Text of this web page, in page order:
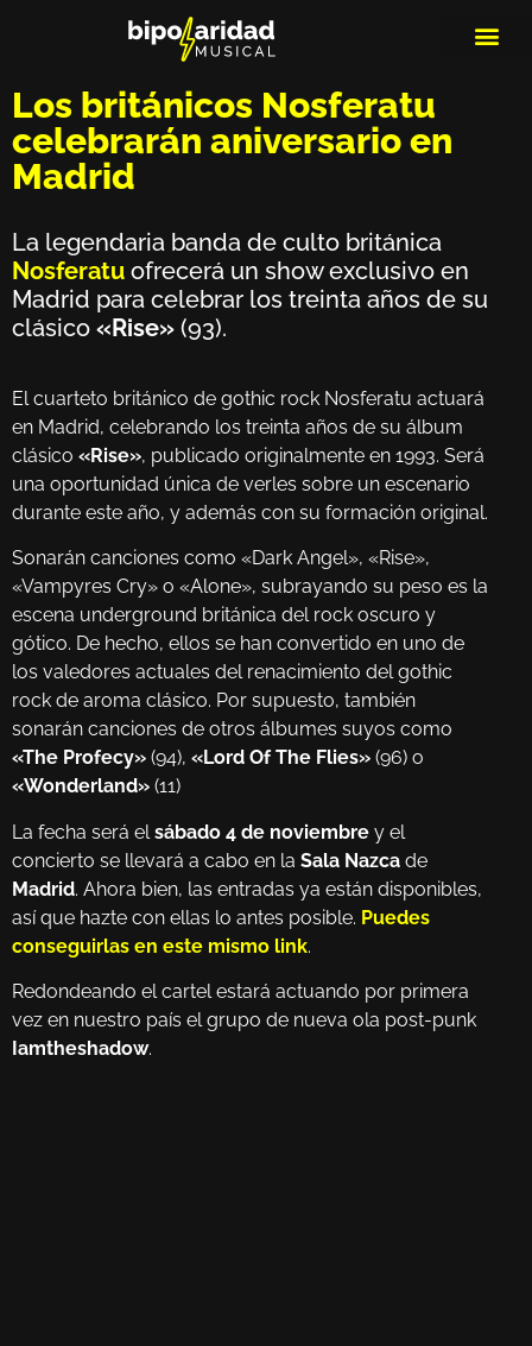
Los británicos Nosferatu
celebrarán aniversario en
Madrid
La legendaria banda de culto británica
Nosferatu ofrecerá un show exclusivo en
Madrid para celebrar los treinta años de su
clásico «Rise» (93).
El cuarteto británico de gothic rock Nosferatu actuará
en Madrid, celebrando los treinta años de su álbum
clásico «Rise», publicado originalmente en 1993. Será
una oportunidad única de verles sobre un escenario
durante este año, y además con su formación original.
Sonarán canciones como «Dark Angel», «Rise»,
«Vampyres Cry» o «Alone», subrayando su peso es la
escena underground británica del rock oscuro y
gótico. De hecho, ellos se han convertido en uno de
los valedores actuales del renacimiento del gothic
rock de aroma clásico. Por supuesto, también
sonarán canciones de otros álbumes suyos como
«The Profecy» (94), «Lord Of The Flies» (96) o
«Wonderland» (11)
La fecha será el sábado 4 de noviembre y el
concierto se llevará a cabo en la Sala Nazca de
Madrid. Ahora bien, las entradas ya están disponibles,
así que hazte con ellas lo antes posible. Puedes
conseguirlas en este mismo link.
Redondeando el cartel estará actuando por primera
vez en nuestro país el grupo de nueva ola post-punk
Iamtheshadow.